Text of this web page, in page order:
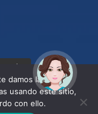
damos la mejor
usando este sitio,
con ello.